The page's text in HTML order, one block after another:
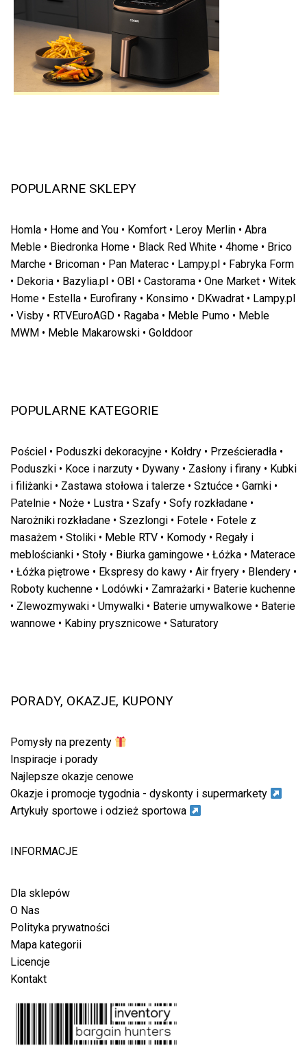
POPULARNE SKLEPY
Homla • Home and You • Komfort • Leroy Merlin • Abra
Meble • Biedronka Home • Black Red White • 4home • Brico
Marche • Bricoman • Pan Materac • Lampy.pl • Fabryka Form
• Dekoria • Bazylia.pl • OBI • Castorama • One Market • Witek
Home • Estella • Eurofirany • Konsimo • DKwadrat • Lampy.pl
• Visby • RTVEuroAGD • Ragaba • Meble Pumo • Meble
MWM • Meble Makarowski • Golddoor
POPULARNE KATEGORIE
Pościel • Poduszki dekoracyjne • Kołdry • Prześcieradła •
Poduszki • Koce i narzuty • Dywany • Zasłony i firany • Kubki
i filiżanki • Zastawa stołowa i talerze • Sztućce • Garnki •
Patelnie • Noże • Lustra • Szafy • Sofy rozkładane •
Narożniki rozkładane • Szezlongi • Fotele • Fotele z
masażem • Stoliki • Meble RTV • Komody • Regały i
meblościanki • Stoły • Biurka gamingowe • Łóżka • Materace
• Łóżka piętrowe • Ekspresy do kawy • Air fryery • Blendery •
Roboty kuchenne • Lodówki • Zamrażarki • Baterie kuchenne
• Zlewozmywaki • Umywalki • Baterie umywalkowe • Baterie
wannowe • Kabiny prysznicowe • Saturatory
PORADY, OKAZJE, KUPONY
Pomysły na prezenty
Inspiracje i porady
Najlepsze okazje cenowe
Okazje i promocje tygodnia - dyskonty i supermarkety
Artykuły sportowe i odzież sportowa
INFORMACJE
Dla sklepów
O Nas
Polityka prywatności
Mapa kategorii
Licencje
Kontakt